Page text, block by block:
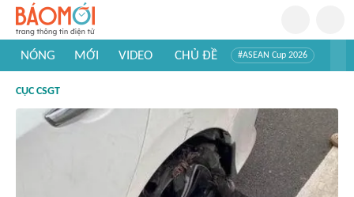
NÓNG MỚI VIDEO CHỦ ĐỀ #ASEAN Cup 2026
#Khám phá thế giới
CỤC CSGT